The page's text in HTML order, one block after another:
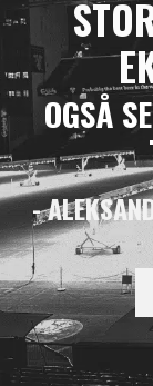
OGSÅ
-